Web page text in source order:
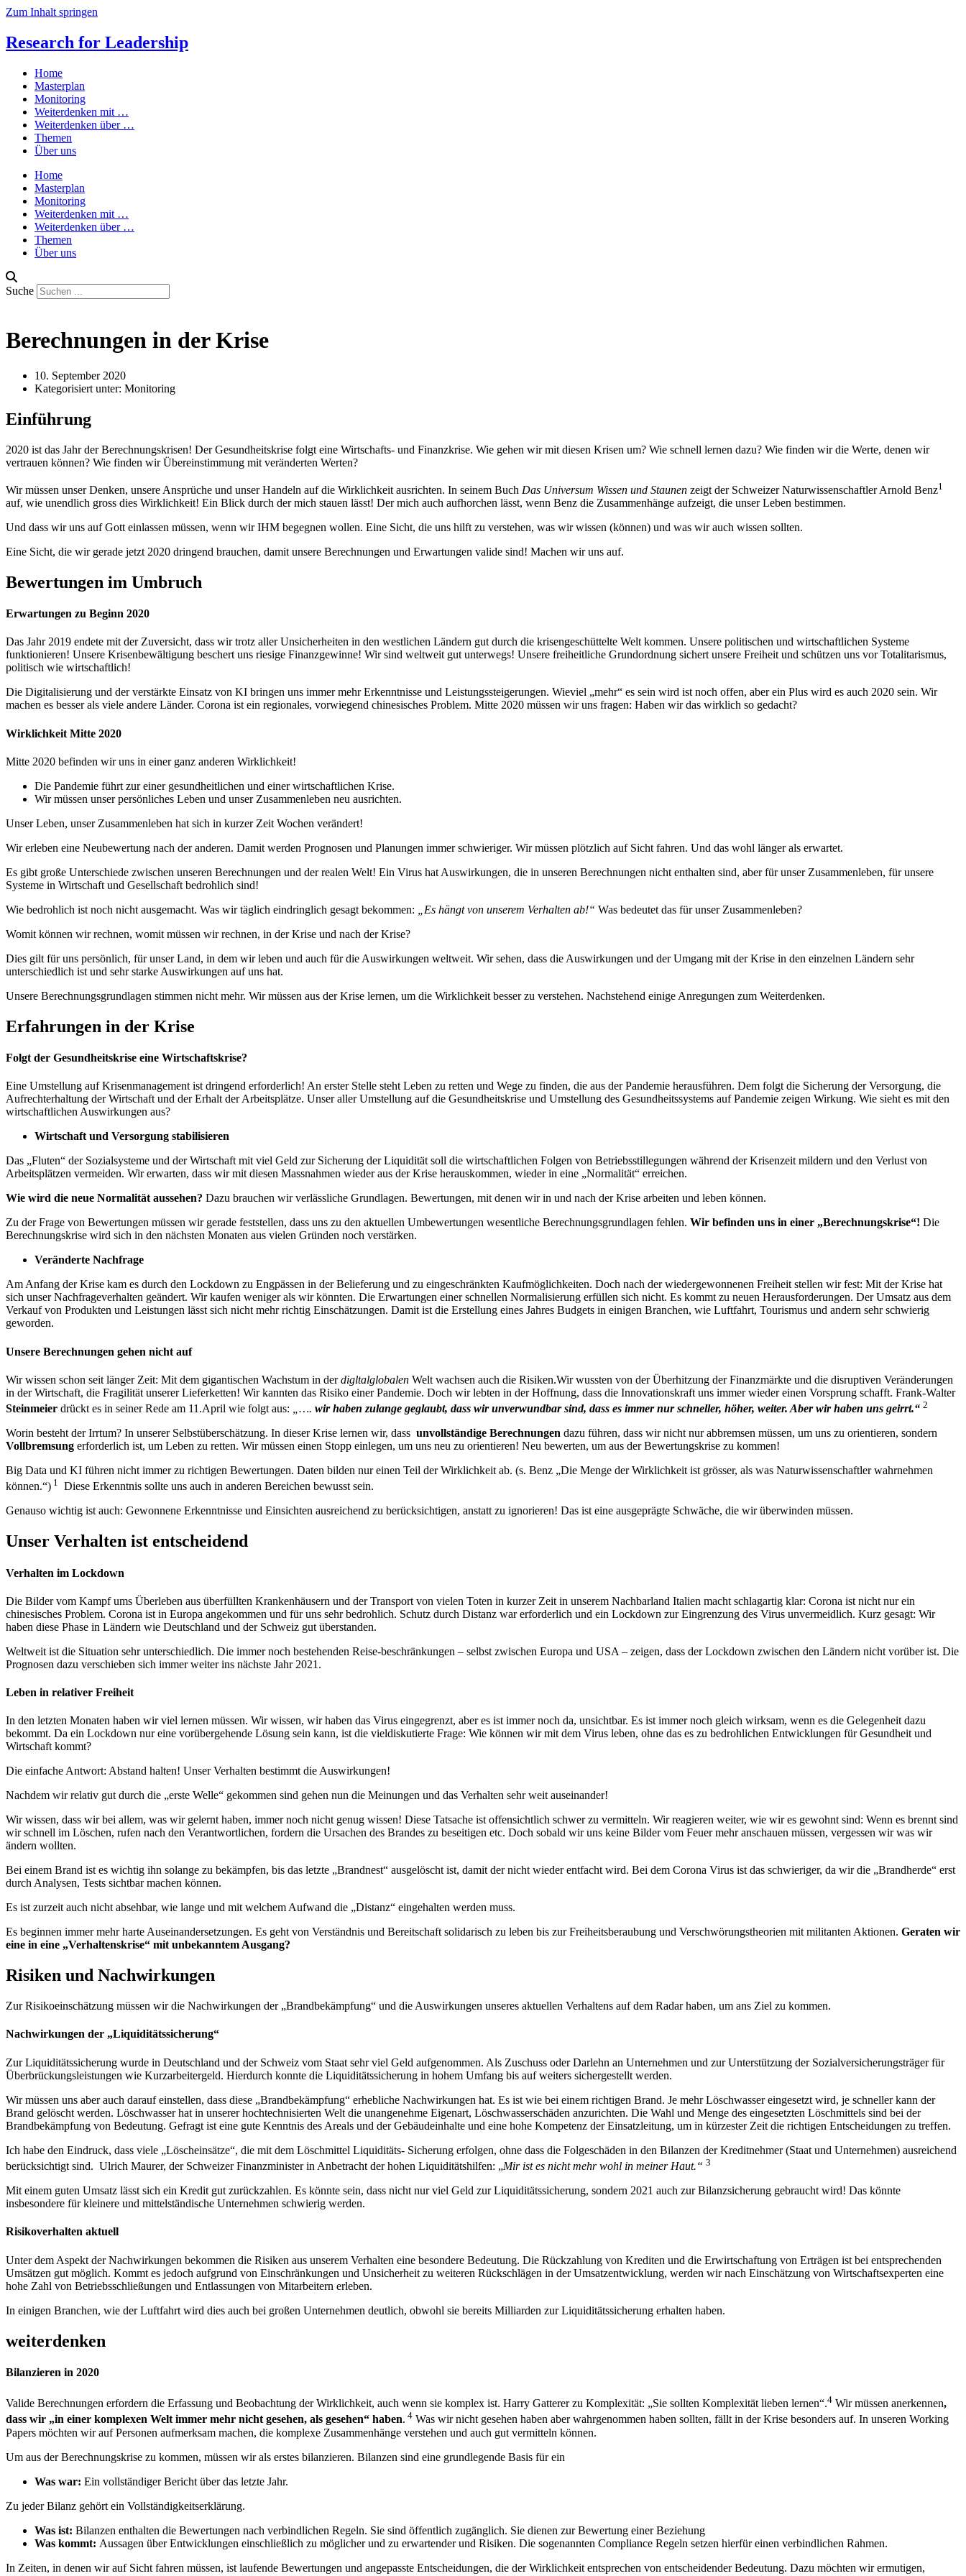
Zum Inhalt springen
Research for Leadership
Home
Masterplan
Monitoring
Weiterdenken mit …
Weiterdenken über …
Themen
Über uns
Home
Masterplan
Monitoring
Weiterdenken mit …
Weiterdenken über …
Themen
Über uns
Suche
Berechnungen in der Krise
10. September 2020
Kategorisiert unter: Monitoring
Einführung
2020 ist das Jahr der Berechnungskrisen! Der Gesundheitskrise folgt eine Wirtschafts- und Finanzkrise. Wie gehen wir mit diesen Krisen um? Wie schnell lernen dazu? Wie finden wir die Werte, denen wir
vertrauen können? Wie finden wir Übereinstimmung mit veränderten Werten?
Wir müssen unser Denken, unsere Ansprüche und unser Handeln auf die Wirklichkeit ausrichten. In seinem Buch Das Universum Wissen und Staunen zeigt der Schweizer Naturwissenschaftler Arnold Benz1
auf, wie unendlich gross dies Wirklichkeit! Ein Blick durch der mich stauen lässt! Der mich auch aufhorchen lässt, wenn Benz die Zusammenhänge aufzeigt, die unser Leben bestimmen.
Und dass wir uns auf Gott einlassen müssen, wenn wir IHM begegnen wollen. Eine Sicht, die uns hilft zu verstehen, was wir wissen (können) und was wir auch wissen sollten.
Eine Sicht, die wir gerade jetzt 2020 dringend brauchen, damit unsere Berechnungen und Erwartungen valide sind! Machen wir uns auf.
Bewertungen im Umbruch
Erwartungen zu Beginn 2020
Das Jahr 2019 endete mit der Zuversicht, dass wir trotz aller Unsicherheiten in den westlichen Ländern gut durch die krisengeschüttelte Welt kommen. Unsere politischen und wirtschaftlichen Systeme
funktionieren! Unsere Krisenbewältigung beschert uns riesige Finanzgewinne! Wir sind weltweit gut unterwegs! Unsere freiheitliche Grundordnung sichert unsere Freiheit und schützen uns vor Totalitarismus,
politisch wie wirtschaftlich!
Die Digitalisierung und der verstärkte Einsatz von KI bringen uns immer mehr Erkenntnisse und Leistungssteigerungen. Wieviel „mehr“ es sein wird ist noch offen, aber ein Plus wird es auch 2020 sein. Wir
machen es besser als viele andere Länder. Corona ist ein regionales, vorwiegend chinesisches Problem. Mitte 2020 müssen wir uns fragen: Haben wir das wirklich so gedacht?
Wirklichkeit Mitte 2020
Mitte 2020 befinden wir uns in einer ganz anderen Wirklichkeit!
Die Pandemie führt zur einer gesundheitlichen und einer wirtschaftlichen Krise.
Wir müssen unser persönliches Leben und unser Zusammenleben neu ausrichten.
Unser Leben, unser Zusammenleben hat sich in kurzer Zeit Wochen verändert!
Wir erleben eine Neubewertung nach der anderen. Damit werden Prognosen und Planungen immer schwieriger. Wir müssen plötzlich auf Sicht fahren. Und das wohl länger als erwartet.
Es gibt große Unterschiede zwischen unseren Berechnungen und der realen Welt! Ein Virus hat Auswirkungen, die in unseren Berechnungen nicht enthalten sind, aber für unser Zusammenleben, für unsere
Systeme in Wirtschaft und Gesellschaft bedrohlich sind!
Wie bedrohlich ist noch nicht ausgemacht. Was wir täglich eindringlich gesagt bekommen:
„Es hängt von unserem Verhalten ab!“ Was bedeutet das für unser Zusammenleben?
Womit können wir rechnen, womit müssen wir rechnen, in der Krise und nach der Krise?
Dies gilt für uns persönlich, für unser Land, in dem wir leben und auch für die Auswirkungen weltweit. Wir sehen, dass die Auswirkungen und der Umgang mit der Krise in den einzelnen Ländern sehr
unterschiedlich ist und sehr starke Auswirkungen auf uns hat.
Unsere Berechnungsgrundlagen stimmen nicht mehr. Wir müssen aus der Krise lernen, um die Wirklichkeit besser zu verstehen. Nachstehend einige Anregungen zum Weiterdenken.
Erfahrungen in der Krise
Folgt der Gesundheitskrise eine Wirtschaftskrise?
Eine Umstellung auf Krisenmanagement ist dringend erforderlich! An erster Stelle steht Leben zu retten und Wege zu finden, die aus der Pandemie herausführen. Dem folgt die Sicherung der Versorgung, die
Aufrechterhaltung der Wirtschaft und der Erhalt der Arbeitsplätze. Unser aller Umstellung auf die Gesundheitskrise und Umstellung des Gesundheitssystems auf Pandemie zeigen Wirkung. Wie sieht es mit den
wirtschaftlichen Auswirkungen aus?
Wirtschaft und Versorgung stabilisieren
Das „Fluten“ der Sozialsysteme und der Wirtschaft mit viel Geld zur Sicherung der Liquidität soll die wirtschaftlichen Folgen von Betriebsstillegungen während der Krisenzeit mildern und den Verlust von
Arbeitsplätzen vermeiden. Wir erwarten, dass wir mit diesen Massnahmen wieder aus der Krise herauskommen, wieder in eine „Normalität“ erreichen.
Wie wird die neue Normalität aussehen? Dazu brauchen wir verlässliche Grundlagen. Bewertungen, mit denen wir in und nach der Krise arbeiten und leben können.
Zu der Frage von Bewertungen müssen wir gerade feststellen, dass uns zu den aktuellen Umbewertungen wesentliche Berechnungsgrundlagen fehlen. Wir befinden uns in einer „Berechnungskrise“! Die
Berechnungskrise wird sich in den nächsten Monaten aus vielen Gründen noch verstärken.
Veränderte Nachfrage
Am Anfang der Krise kam es durch den Lockdown zu Engpässen in der Belieferung und zu eingeschränkten Kaufmöglichkeiten. Doch nach der wiedergewonnenen Freiheit stellen wir fest: Mit der Krise hat
sich unser Nachfrageverhalten geändert. Wir kaufen weniger als wir könnten. Die Erwartungen einer schnellen Normalisierung erfüllen sich nicht. Es kommt zu neuen Herausforderungen. Der Umsatz aus dem
Verkauf von Produkten und Leistungen lässt sich nicht mehr richtig Einschätzungen. Damit ist die Erstellung eines Jahres Budgets in einigen Branchen, wie Luftfahrt, Tourismus und andern sehr schwierig
geworden.
Unsere Berechnungen gehen nicht auf
Wir wissen schon seit länger Zeit: Mit dem gigantischen Wachstum in derdigltalglobalen Welt wachsen auch die Risiken.Wir wussten von der Überhitzung der Finanzmärkte und die disruptiven Veränderungen
in der Wirtschaft, die Fragilität unserer Lieferketten! Wir kannten das Risiko einer Pandemie. Doch wir lebten in der Hoffnung, dass die Innovationskraft uns immer wieder einen Vorsprung schafft. Frank-Walter
Steinmeier drückt es in seiner Rede am 11.April wie folgt aus: „…. wir haben zulange geglaubt, dass wir unverwundbar sind, dass es immer nur schneller, höher, weiter. Aber wir haben uns geirrt.“ 2
Worin besteht der Irrtum? In unserer Selbstüberschätzung. In dieser Krise lernen wir, dass unvollständige Berechnungen dazu führen, dass wir nicht nur abbremsen müssen, um uns zu orientieren, sondern
Vollbremsung erforderlich ist, um Leben zu retten. Wir müssen einen Stopp einlegen, um uns neu zu orientieren! Neu bewerten, um aus der Bewertungskrise zu kommen!
Big Data und KI führen nicht immer zu richtigen Bewertungen. Daten bilden nur einen Teil der Wirklichkeit ab. (s. Benz „Die Menge der Wirklichkeit ist grösser, als was Naturwissenschaftler wahrnehmen
können.“) 1 Diese Erkenntnis sollte uns auch in anderen Bereichen bewusst sein.
Genauso wichtig ist auch: Gewonnene Erkenntnisse und Einsichten ausreichend zu berücksichtigen, anstatt zu ignorieren! Das ist eine ausgeprägte Schwäche, die wir überwinden müssen.
Unser Verhalten ist entscheidend
Verhalten im Lockdown
Die Bilder vom Kampf ums Überleben aus überfüllten Krankenhäusern und der Transport von vielen Toten in kurzer Zeit in unserem Nachbarland Italien macht schlagartig klar: Corona ist nicht nur ein
chinesisches Problem. Corona ist in Europa angekommen und für uns sehr bedrohlich. Schutz durch Distanz war erforderlich und ein Lockdown zur Eingrenzung des Virus unvermeidlich. Kurz gesagt: Wir
haben diese Phase in Ländern wie Deutschland und der Schweiz gut überstanden.
Weltweit ist die Situation sehr unterschiedlich. Die immer noch bestehenden Reise-beschränkungen – selbst zwischen Europa und USA – zeigen, dass der Lockdown zwischen den Ländern nicht vorüber ist. Die
Prognosen dazu verschieben sich immer weiter ins nächste Jahr 2021.
Leben in relativer Freiheit
In den letzten Monaten haben wir viel lernen müssen. Wir wissen, wir haben das Virus eingegrenzt, aber es ist immer noch da, unsichtbar. Es ist immer noch gleich wirksam, wenn es die Gelegenheit dazu
bekommt. Da ein Lockdown nur eine vorübergehende Lösung sein kann, ist die vieldiskutierte Frage: Wie können wir mit dem Virus leben, ohne das es zu bedrohlichen Entwicklungen für Gesundheit und
Wirtschaft kommt?
Die einfache Antwort: Abstand halten! Unser Verhalten bestimmt die Auswirkungen!
Nachdem wir relativ gut durch die „erste Welle“ gekommen sind gehen nun die Meinungen und das Verhalten sehr weit auseinander!
Wir wissen, dass wir bei allem, was wir gelernt haben, immer noch nicht genug wissen! Diese Tatsache ist offensichtlich schwer zu vermitteln. Wir reagieren weiter, wie wir es gewohnt sind: Wenn es brennt sind
wir schnell im Löschen, rufen nach den Verantwortlichen, fordern die Ursachen des Brandes zu beseitigen etc. Doch sobald wir uns keine Bilder vom Feuer mehr anschauen müssen, vergessen wir was wir
ändern wollten.
Bei einem Brand ist es wichtig ihn solange zu bekämpfen, bis das letzte „Brandnest“ ausgelöscht ist, damit der nicht wieder entfacht wird. Bei dem Corona Virus ist das schwieriger, da wir die „Brandherde“ erst
durch Analysen, Tests sichtbar machen können.
Es ist zurzeit auch nicht absehbar, wie lange und mit welchem Aufwand die „Distanz“ eingehalten werden muss.
Es beginnen immer mehr harte Auseinandersetzungen. Es geht von Verständnis und Bereitschaft solidarisch zu leben bis zur Freiheitsberaubung und Verschwörungstheorien mit militanten Aktionen. Geraten wir
eine in eine „Verhaltenskrise“ mit unbekanntem Ausgang?
Risiken und Nachwirkungen
Zur Risikoeinschätzung müssen wir die Nachwirkungen der „Brandbekämpfung“ und die Auswirkungen unseres aktuellen Verhaltens auf dem Radar haben, um ans Ziel zu kommen.
Nachwirkungen der „Liquiditätssicherung“
Zur Liquiditätssicherung wurde in Deutschland und der Schweiz vom Staat sehr viel Geld aufgenommen. Als Zuschuss oder Darlehn an Unternehmen und zur Unterstützung der Sozialversicherungsträger für
Überbrückungsleistungen wie Kurzarbeitergeld. Hierdurch konnte die Liquiditätssicherung in hohem Umfang bis auf weiters sichergestellt werden.
Wir müssen uns aber auch darauf einstellen, dass diese „Brandbekämpfung“ erhebliche Nachwirkungen hat. Es ist wie bei einem richtigen Brand. Je mehr Löschwasser eingesetzt wird, je schneller kann der
Brand gelöscht werden. Löschwasser hat in unserer hochtechnisierten Welt die unangenehme Eigenart, Löschwasserschäden anzurichten. Die Wahl und Menge des eingesetzten Löschmittels sind bei der
Brandbekämpfung von Bedeutung. Gefragt ist eine gute Kenntnis des Areals und der Gebäudeinhalte und eine hohe Kompetenz der Einsatzleitung, um in kürzester Zeit die richtigen Entscheidungen zu treffen.
Ich habe den Eindruck, dass viele „Löscheinsätze“, die mit dem Löschmittel Liquiditäts- Sicherung erfolgen, ohne dass die Folgeschäden in den Bilanzen der Kreditnehmer (Staat und Unternehmen) ausreichend
berücksichtigt sind. Ulrich Maurer, der Schweizer Finanzminister in Anbetracht der hohen Liquiditätshilfen: „Mir ist es nicht mehr wohl in meiner Haut.“ 3
Mit einem guten Umsatz lässt sich ein Kredit gut zurückzahlen. Es könnte sein, dass nicht nur viel Geld zur Liquiditätssicherung, sondern 2021 auch zur Bilanzsicherung gebraucht wird! Das könnte
insbesondere für kleinere und mittelständische Unternehmen schwierig werden.
Risikoverhalten aktuell
Unter dem Aspekt der Nachwirkungen bekommen die Risiken aus unserem Verhalten eine besondere Bedeutung. Die Rückzahlung von Krediten und die Erwirtschaftung von Erträgen ist bei entsprechenden
Umsätzen gut möglich. Kommt es jedoch aufgrund von Einschränkungen und Unsicherheit zu weiteren Rückschlägen in der Umsatzentwicklung, werden wir nach Einschätzung von Wirtschaftsexperten eine
hohe Zahl von Betriebsschließungen und Entlassungen von Mitarbeitern erleben.
In einigen Branchen, wie der Luftfahrt wird dies auch bei großen Unternehmen deutlich, obwohl sie bereits Milliarden zur Liquiditätssicherung erhalten haben.
weiterdenken
Bilanzieren in 2020
Valide Berechnungen erfordern die Erfassung und Beobachtung der Wirklichkeit, auch wenn sie komplex ist. Harry Gatterer zu Komplexität: „Sie sollten Komplexität lieben lernen“.4 Wir müssen anerkennen,
dass wir „in einer komplexen Welt immer mehr nicht gesehen, als gesehen“ haben. 4 Was wir nicht gesehen haben aber wahrgenommen haben sollten, fällt in der Krise besonders auf. In unseren Working
Papers möchten wir auf Personen aufmerksam machen, die komplexe Zusammenhänge verstehen und auch gut vermitteln können.
Um aus der Berechnungskrise zu kommen, müssen wir als erstes bilanzieren. Bilanzen sind eine grundlegende Basis für ein
Was war: Ein vollständiger Bericht über das letzte Jahr.
Zu jeder Bilanz gehört ein Vollständigkeitserklärung.
Was ist: Bilanzen enthalten die Bewertungen nach verbindlichen Regeln. Sie sind öffentlich zugänglich. Sie dienen zur Bewertung einer Beziehung
Was kommt: Aussagen über Entwicklungen einschließlich zu möglicher und zu erwartender und Risiken. Die sogenannten Compliance Regeln setzen hierfür einen verbindlichen Rahmen.
In Zeiten, in denen wir auf Sicht fahren müssen, ist laufende Bewertungen und angepasste Entscheidungen, die der Wirklichkeit entsprechen von entscheidender Bedeutung. Dazu möchten wir ermutigen,